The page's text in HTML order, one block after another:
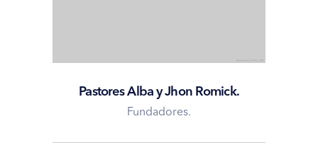
Pastores Alba y Jhon Romick.
Fundadores.